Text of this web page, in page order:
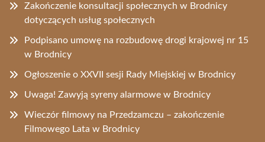
Zakończenie konsultacji społecznych w Brodnicy
dotyczących usług społecznych
Podpisano umowę na rozbudowę drogi krajowej nr 15
w Brodnicy
Ogłoszenie o XXVII sesji Rady Miejskiej w Brodnicy
Uwaga! Zawyją syreny alarmowe w Brodnicy
Wieczór filmowy na Przedzamczu – zakończenie
Filmowego Lata w Brodnicy